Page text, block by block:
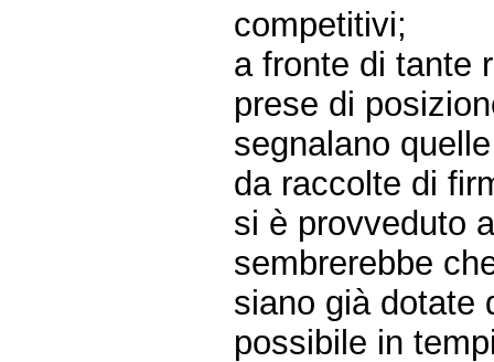
competitivi;
a fronte di tante
prese di
segnalano
da raccolte di
si è provveduto
sembrerebbe
siano già dotate
possibile in